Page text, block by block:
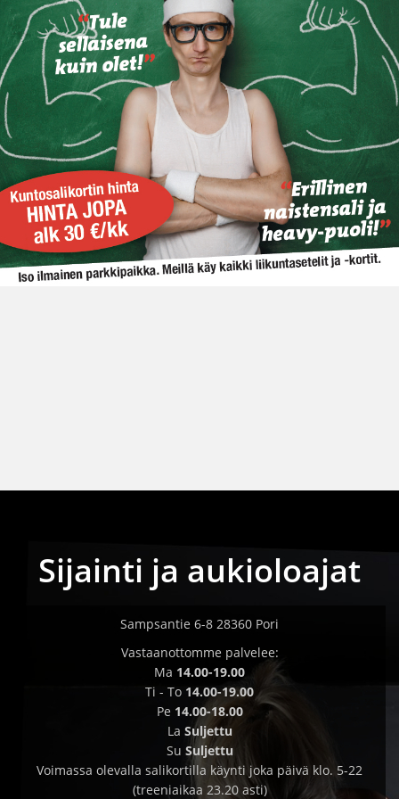
Sijainti ja aukioloajat
Sampsantie 6-8 28360 Pori
Vastaanottomme palvelee:
Ma 14.00-19.00
Ti - To 14.00-19.00
Pe 14.00-18.00
La Suljettu
Su Suljettu
Voimassa olevalla salikortilla käynti joka päivä klo. 5-22
(treeniaikaa 23.20 asti)